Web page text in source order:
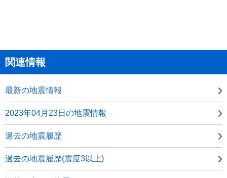
関連情報
最新の地震情報
2023年04月23日の地震情報
過去の地震履歴
過去の地震履歴(震度3以上)